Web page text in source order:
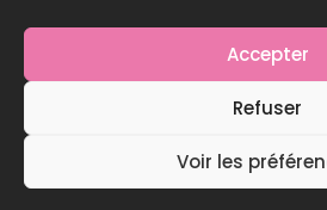
Accepter
Refuser
Voir les
© 2026 – All rights reserved –
Contact|Mentions Légales